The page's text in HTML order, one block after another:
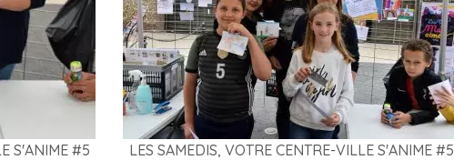
S'ANIME #5 LES SAMEDIS, VOTRE CENTRE-VILLE S'ANIME #5